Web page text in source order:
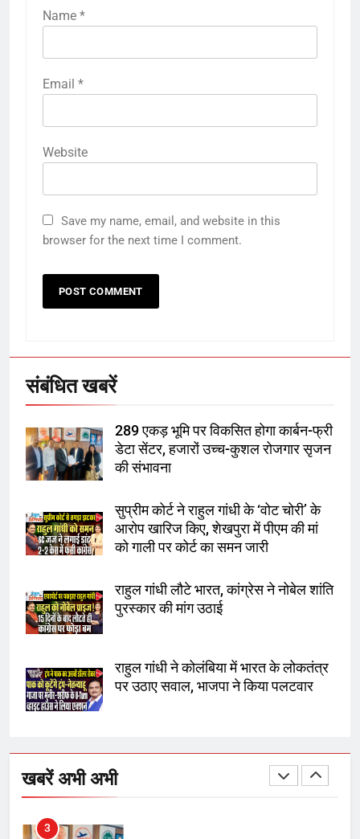
Name *
Email *
Website
Save my name, email, and website in this
browser for the next time I comment.
संबंधित खबरें
289 एकड़ भूमि पर विकसित होगा कार्बन-फ्री
डेटा सेंटर, हजारों उच्च-कुशल रोजगार सृजन
की संभावना
सुप्रीम कोर्ट ने राहुल गांधी के ‘वोट चोरी’ के
आरोप खारिज किए, शेखपुरा में पीएम की मां
को गाली पर कोर्ट का समन जारी
राहुल गांधी लौटे भारत, कांग्रेस ने नोबेल शांति
पुरस्कार की मांग उठाई
राहुल गांधी ने कोलंबिया में भारत के लोकतंत्र
पर उठाए सवाल, भाजपा ने किया पलटवार
खबरें अभी अभी
5
राम की नगरी अयोध्या में आने वाले भक्तों
का स्वागत करेगा लक्ष्मण द्वार
7
गाजा युद्धविराम को लेकर बड़ी खबरें
8
चुनाव से पहले लालू परिवार पर बड़ा झटका,
तय किए
1
रोशन सिंह के नाम पर करने की मांग तेज
अमर शहीद ठाकुर रोशन सिंह के नाम पर
स्वरूप रानी नेहरू चिकित्सालय का
3